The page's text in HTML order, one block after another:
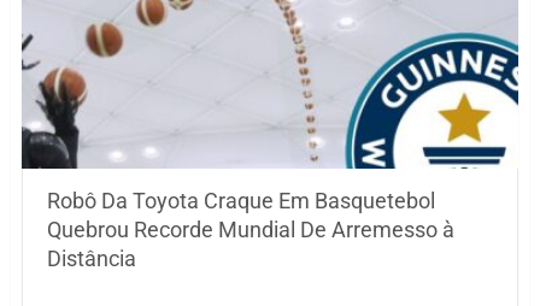
Robô Da Toyota Craque Em Basquetebol
Quebrou Recorde Mundial De Arremesso à
Distância